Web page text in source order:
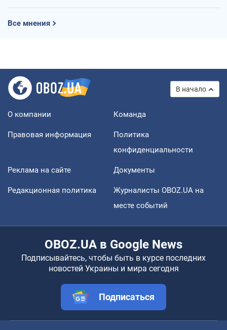
Все мнения
В начало
О компании Команда
Правовая информация
Политика
конфиденциальности
Реклама на сайте Документы
Редакционная политика
Журналисты OBOZ.UA на
месте событий
OBOZ.UA в Google News
Подписывайтесь, чтобы быть в курсе последних
новостей Украины и мира сегодня
Подписаться